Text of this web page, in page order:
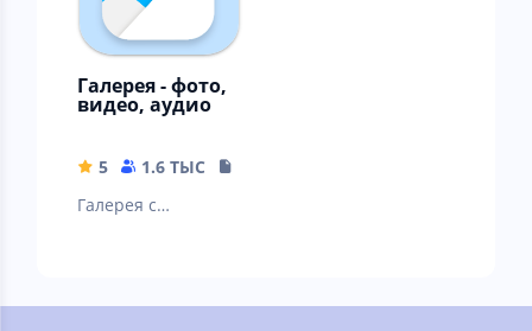
Галерея - фото,
видео, аудио
5 1.6 ТЫС
Галерея с